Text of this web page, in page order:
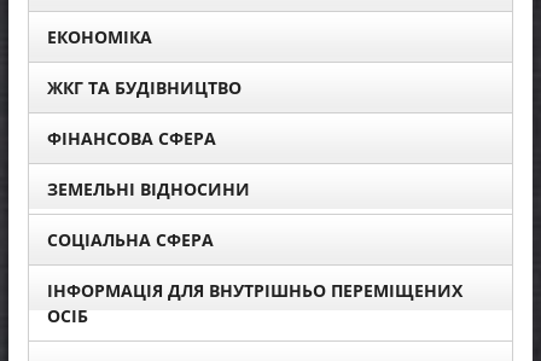
ЕКОНОМІКА
ЖКГ ТА БУДІВНИЦТВО
ФІНАНСОВА СФЕРА
ЗЕМЕЛЬНІ ВІДНОСИНИ
СОЦІАЛЬНА СФЕРА
ІНФОРМАЦІЯ ДЛЯ ВНУТРІШНЬО ПЕРЕМІЩЕНИХ
ОСІБ